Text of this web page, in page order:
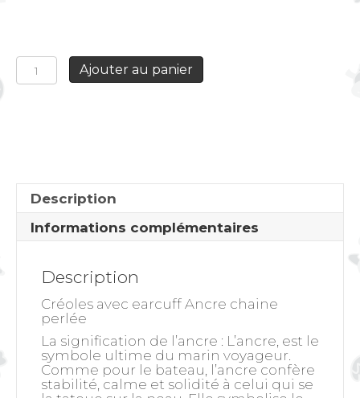
quantité
Créoles
Ajouter au panier
Description
Informations complémentaires
Description
Créoles avec earcuff Ancre chaine
perlée
La signification de l’ancre : L’ancre, est le
symbole ultime du marin voyageur.
Comme pour le bateau, l’ancre confère
stabilité, calme et solidité à celui qui se